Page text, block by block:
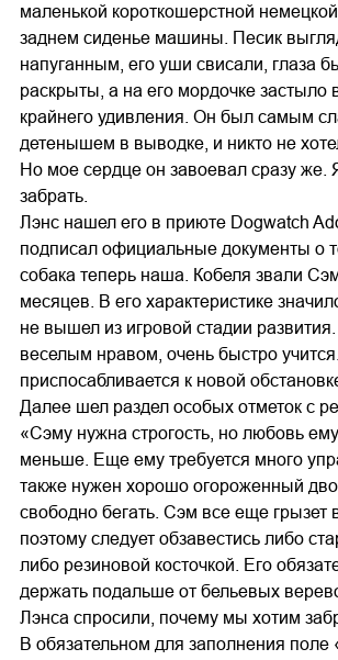
маленькой короткошерстной
заднем сиденье машины. Песик
напуганным, его уши свисали, глаза
раскрыты, а на его мордочке
крайнего удивления. Он был самым
детенышем в выводке, и никто не
Но мое сердце он завоевал сразу же.
забрать.
Лэнс нашел его в приюте Dogwatch
подписал официальные документы о
собака теперь наша. Кобеля звали
месяцев. В его характеристике
не вышел из игровой стадии
веселым нравом, очень быстро
приспосабливается к новой
Далее шел раздел особых отметок с
«Сэму нужна строгость, но любовь
меньше. Еще ему требуется много
также нужен хорошо огороженный
свободно бегать. Сэм все еще грызет
поэтому следует обзавестись либо
либо резиновой косточкой. Его
держать подальше от бельевых
Лэнса спросили, почему мы хотим
В обязательном для заполнения поле